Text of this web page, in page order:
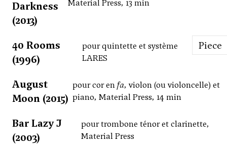
Darkness
(2013)
Material Press, 13 min
40 Rooms
(1996)
pour quintette et système
LARES
Piece
August
Moon (2015)
pour cor enfa, violon (ou violoncelle) et
piano, Material Press, 14 min
Bar Lazy J
(2003)
pour trombone ténor et clarinette,
Material Press